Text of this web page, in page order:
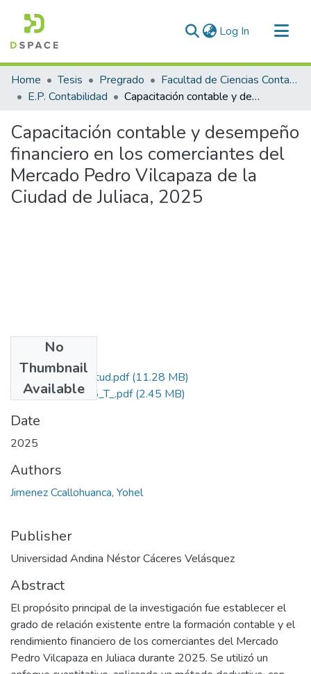
Log In (current)
Communities & Collections
All of DSpace
Home Tesis Pregrado
Facultad de Ciencias Contables y Financieras
E.P. Contabilidad
Capacitación contable y desempeño financiero en los comerciantes del Mercado Pedro Vilcapaza de la Ciudad de Juliaca, 2025
Capacitación contable y desempeño
financiero en los comerciantes del
Mercado Pedro Vilcapaza de la
Ciudad de Juliaca, 2025
No
Thumbnail
Available
Grado de Similitud.pdf(11.28 MB)
T036_71261325_T_.pdf(2.45 MB)
Date
2025
Authors
Jimenez Ccallohuanca, Yohel
Publisher
Universidad Andina Néstor Cáceres Velásquez
Abstract
El propósito principal de la investigación fue establecer el
grado de relación existente entre la formación contable y el
rendimiento financiero de los comerciantes del Mercado
Pedro Vilcapaza en Juliaca durante 2025. Se utilizó un